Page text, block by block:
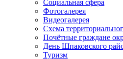
Социальная сфера
Фотогалерея
Видеогалерея
Схема
Почётные граждане
День Шпаковского
Туризм